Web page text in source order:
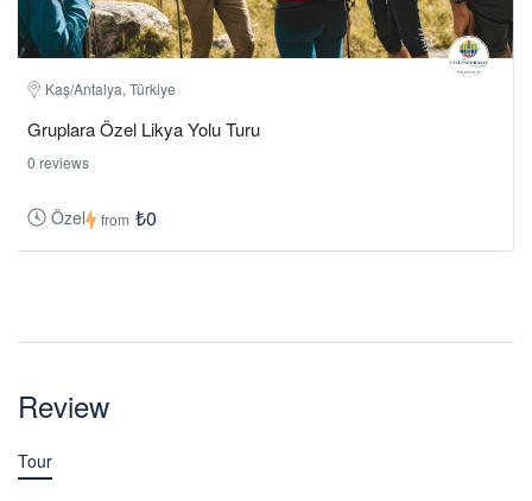
Kaş/Antalya, Türkiye
Gruplara Özel Likya Yolu Turu
0 reviews
Özel from ₺0
Review
Tour